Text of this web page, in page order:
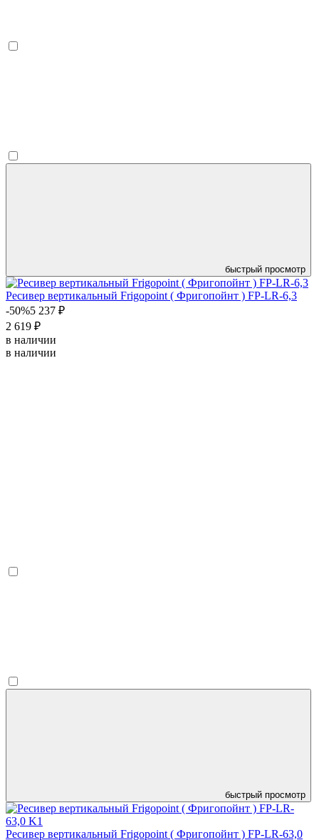
быстрый просмотр
Ресивер вертикальный Frigopoint ( Фригопойнт ) FP-LR-6,3
-50%5 237 ₽
2 619 ₽
в наличии
в наличии
быстрый просмотр
Ресивер вертикальный Frigopoint ( Фригопойнт ) FP-LR-63,0